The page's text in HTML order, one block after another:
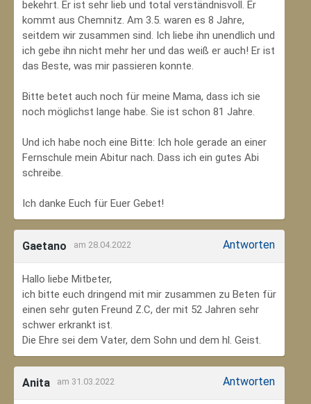
bekehrt. Er ist sehr lieb und total verständnisvoll. Er
kommt aus Chemnitz. Am 3.5. waren es 8 Jahre,
seitdem wir zusammen sind. Ich liebe ihn unendlich und
ich gebe ihn nicht mehr her und das weiß er auch! Er ist
das Beste, was mir passieren konnte.
Bitte betet auch noch für meine Mama, dass ich sie
noch möglichst lange habe. Sie ist schon 81 Jahre.
Und ich habe noch eine Bitte: Ich hole gerade an einer
Fernschule mein Abitur nach. Dass ich ein gutes Abi
schreibe.
Ich danke Euch für Euer Gebet!
Gaetano am 28.04.2022 Antworten
Hallo liebe Mitbeter,
ich bitte euch dringend mit mir zusammen zu Beten für
einen sehr guten Freund Z.C, der mit 52 Jahren sehr
schwer erkrankt ist.
Die Ehre sei dem Vater, dem Sohn und dem hl. Geist.
Anita am 31.03.2022 Antworten